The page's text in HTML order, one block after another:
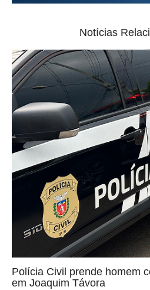
Notícias
Polícia Civil prende homem
em Joaquim Távora